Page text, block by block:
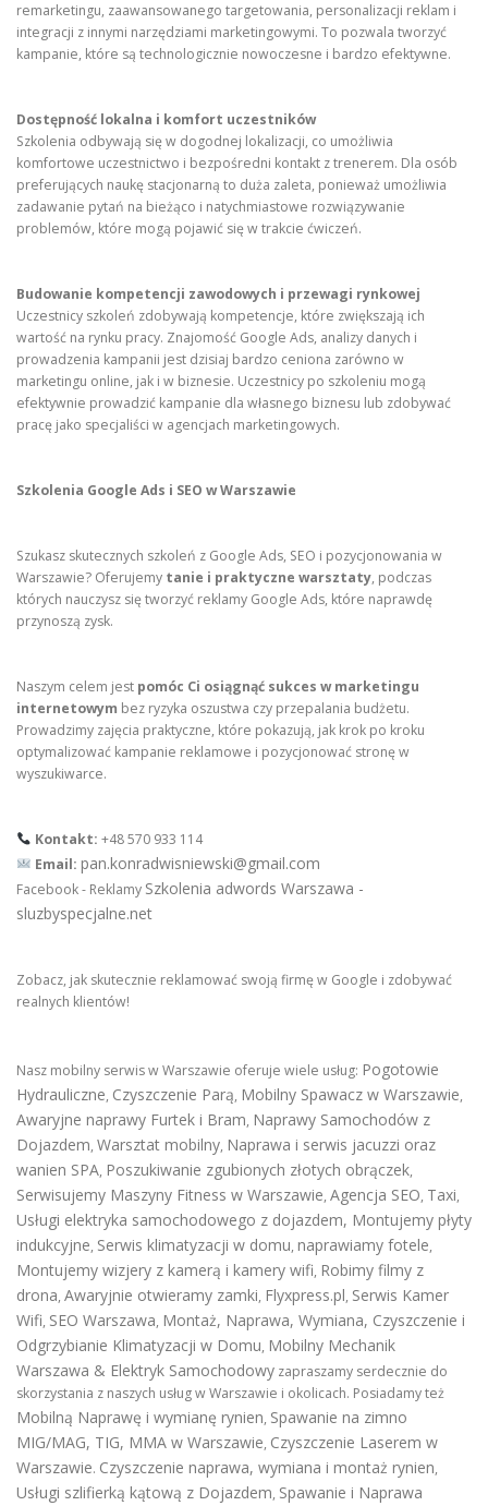
remarketingu, zaawansowanego targetowania, personalizacji reklam i
integracji z innymi narzędziami marketingowymi. To pozwala tworzyć
kampanie, które są technologicznie nowoczesne i bardzo efektywne.
Dostępność lokalna i komfort uczestników
Szkolenia odbywają się w dogodnej lokalizacji, co umożliwia
komfortowe uczestnictwo i bezpośredni kontakt z trenerem. Dla osób
preferujących naukę stacjonarną to duża zaleta, ponieważ umożliwia
zadawanie pytań na bieżąco i natychmiastowe rozwiązywanie
problemów, które mogą pojawić się w trakcie ćwiczeń.
Budowanie kompetencji zawodowych i przewagi rynkowej
Uczestnicy szkoleń zdobywają kompetencje, które zwiększają ich
wartość na rynku pracy. Znajomość Google Ads, analizy danych i
prowadzenia kampanii jest dzisiaj bardzo ceniona zarówno w
marketingu online, jak i w biznesie. Uczestnicy po szkoleniu mogą
efektywnie prowadzić kampanie dla własnego biznesu lub zdobywać
pracę jako specjaliści w agencjach marketingowych.
Szkolenia Google Ads i SEO w Warszawie
Szukasz skutecznych szkoleń z Google Ads, SEO i pozycjonowania w
Warszawie? Oferujemy tanie i praktyczne warsztaty, podczas
których nauczysz się tworzyć reklamy Google Ads, które naprawdę
przynoszą zysk.
Naszym celem jest pomóc Ci osiągnąć sukces w marketingu
internetowym bez ryzyka oszustwa czy przepalania budżetu.
Prowadzimy zajęcia praktyczne, które pokazują, jak krok po kroku
optymalizować kampanie reklamowe i pozycjonować stronę w
wyszukiwarce.
Kontakt: +48 570 933 114
Email: pan.konradwisniewski@gmail.com
Facebook - Reklamy Szkolenia adwords Warszawa -
sluzbyspecjalne.net
Zobacz, jak skutecznie reklamować swoją firmę w Google i zdobywać
realnych klientów!
Nasz mobilny serwis w Warszawie oferuje wiele usług: Pogotowie
Hydrauliczne, Czyszczenie Parą, Mobilny Spawacz w Warszawie,
Awaryjne naprawy Furtek i Bram, Naprawy Samochodów z
Dojazdem, Warsztat mobilny, Naprawa i serwis jacuzzi oraz
wanien SPA, Poszukiwanie zgubionych złotych obrączek,
Serwisujemy Maszyny Fitness w Warszawie, Agencja SEO, Taxi,
Usługi elektryka samochodowego z dojazdem, Montujemy płyty
indukcyjne, Serwis klimatyzacji w domu, naprawiamy fotele,
Montujemy wizjery z kamerą i kamery wifi, Robimy filmy z
drona, Awaryjnie otwieramy zamki, Flyxpress.pl, Serwis Kamer
Wifi, SEO Warszawa, Montaż, Naprawa, Wymiana, Czyszczenie i
Odgrzybianie Klimatyzacji w Domu, Mobilny Mechanik
Warszawa & Elektryk Samochodowy zapraszamy serdecznie do
skorzystania z naszych usług w Warszawie i okolicach. Posiadamy też
Mobilną Naprawę i wymianę rynien, Spawanie na zimno
MIG/MAG, TIG, MMA w Warszawie, Czyszczenie Laserem w
Warszawie. Czyszczenie naprawa, wymiana i montaż rynien,
Usługi szlifierką kątową z Dojazdem, Spawanie i Naprawa